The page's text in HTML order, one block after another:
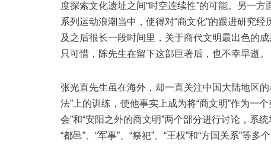
度探索文化遗址之间“时空连续性”的可能。另一
系列运动浪潮当中，使得对“商文化”的跟进研究
及之后很长一段时间里，关于商代文明最出色的
只可惜，陈先生在留下这部巨著后，也不幸早逝。
张光直先生虽在海外，却一直关注中国大陆地区
法”上的训练，使他事实上成为将“商文明”作为一
会”和“安阳之外的商文明”两个部分进行讨论，系
“都邑”、“军事”、“祭祀”、“王权”和“方国关系”等